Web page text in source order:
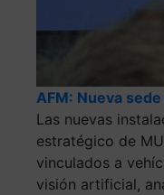
AFM: Nueva
Las nuevas
estratégico de
vinculados a
visión artificial,